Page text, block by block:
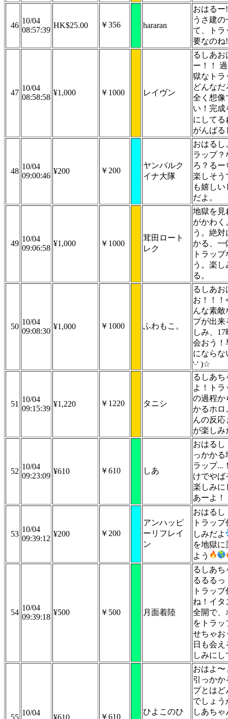
46
10/04
08:57:39
HK$25.00 ￥356 hararan
おはる
うさ建
て、トラ
要なのね!
47
10/04
08:58:58
¥1,000 ￥1000 レイヴン
るしあお
ー！！
獄なトラ
どんなだ
全く想像
い！完成
にしてる
がんばる
48
10/04
09:00:46
¥200 ￥200
ヤンバルク
イナ大隊
おはるし
ラップ？
ろ？るー
楽しそう
も嬉し
だよ。
49
10/04
09:06:58
¥1,000 ￥1000
茸田ロート
レク
地獄を見
がかわく
う。絶
かる、一
トラッ
う。楽
る。
50
10/04
09:08:30
¥1,000 ￥1000 ふわもこ。
るしあお
お！！！
んな素敵
プが出来
しみ、
会おう！
になら
'ᵕ' )☆
51
10/04
09:15:39
¥1,220 ￥1220 タニシ
るしあち
よ！トラ
の過程か
かるホロ
んの反応
が楽しみ
52
10/04
09:23:09
¥610 ￥610 しあ
おはるし
っかかる
ラップ...
けでやば
楽しみに
あーよ！
53
10/04
09:39:12
¥200 ￥200
アンハッピ
ーリフレイ
ン
おはるし
トラッ
しみだよ
を地獄に
よう
54
10/04
09:39:18
¥500 ￥500 月面着陸
るしあち
るるるっ
トラッ
ね！イタ
全開で、
をトラッ
せちゃお
日も会
しみに
55
10/04
¥610 ￥610
ひよこのひ
おはよ〜
引っかか
プとはど
でしょう
しあち